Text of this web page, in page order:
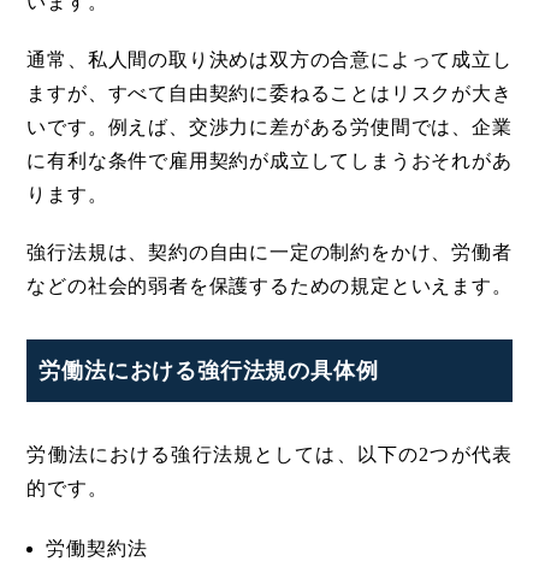
通常、私人間の取り決めは双方の合意によって成立し
ますが、すべて自由契約に委ねることはリスクが大き
いです。例えば、交渉力に差がある労使間では、企業
に有利な条件で雇用契約が成立してしまうおそれがあ
ります。
強行法規は、契約の自由に一定の制約をかけ、労働者
などの社会的弱者を保護するための規定といえます。
労働法における強行法規の具体例
労働法における強行法規としては、以下の2つが代表
的です。
労働契約法